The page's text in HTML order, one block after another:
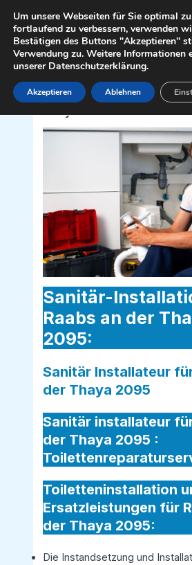
Inhalt
springen
Sanitär Installateur für
Sanitär-
Raabs an der
2095:
Sanitär Installateur
der Thaya 2095
Sanitär installateur
der Thaya 2095 :
Toiletteninstallation
Ersatzleistungen für
der Thaya 2095:
Die Instandsetzung und
Um unsere Webseiten für Sie optimal
fortlaufend zu verbessern, verwenden
Bestätigen des Buttons "Akzeptieren"
Verwendung zu. Weitere Informationen
unserer Datenschutzerklärung.
Akzeptieren Ablehnen